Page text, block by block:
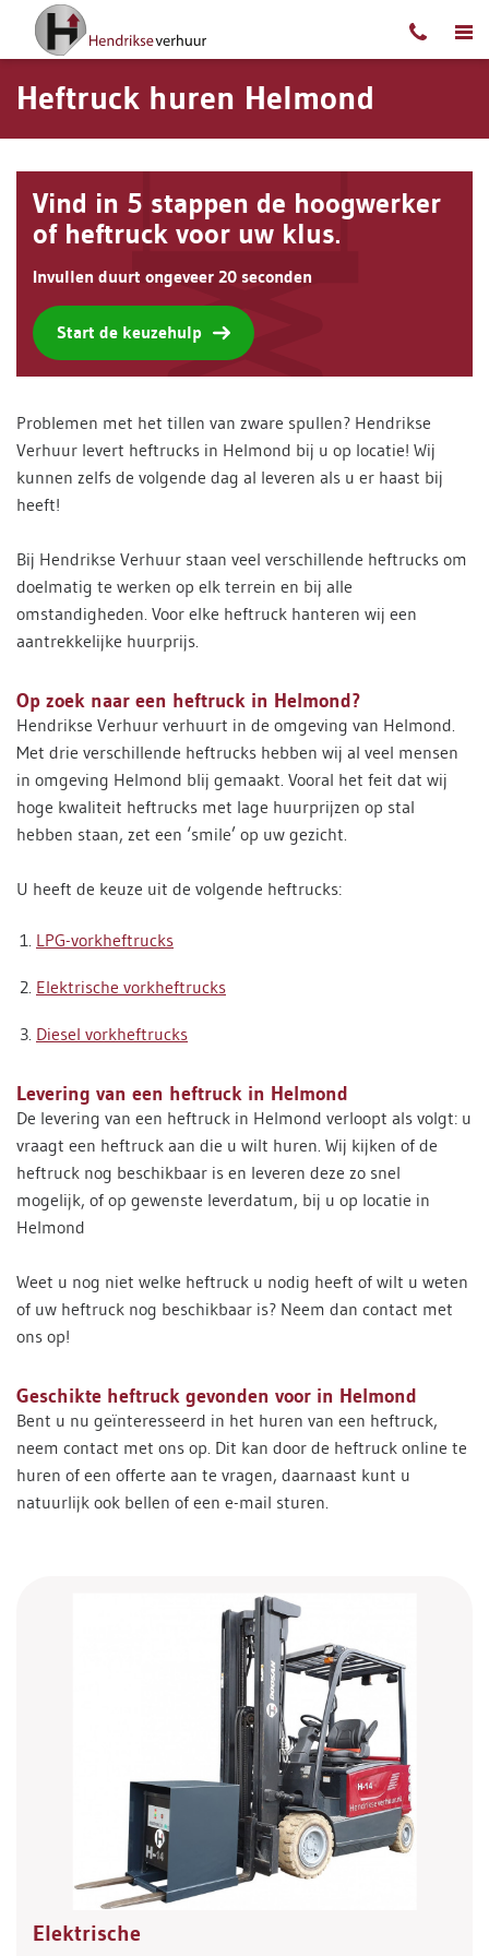
Ga naar content
Heftruck huren Helmond
Vind in 5 stappen de hoogwerker
of heftruck voor uw klus.
Invullen duurt ongeveer 20 seconden
Start de keuzehulp
Problemen met het tillen van zware spullen? Hendrikse
Verhuur levert heftrucks in Helmond bij u op locatie! Wij
kunnen zelfs de volgende dag al leveren als u er haast bij
heeft!
Bij Hendrikse Verhuur staan veel verschillende heftrucks om
doelmatig te werken op elk terrein en bij alle
omstandigheden. Voor elke heftruck hanteren wij een
aantrekkelijke huurprijs.
Op zoek naar een heftruck in Helmond?
Hendrikse Verhuur verhuurt in de omgeving van Helmond.
Met drie verschillende heftrucks hebben wij al veel mensen
in omgeving Helmond blij gemaakt. Vooral het feit dat wij
hoge kwaliteit heftrucks met lage huurprijzen op stal
hebben staan, zet een ‘smile’ op uw gezicht.
U heeft de keuze uit de volgende heftrucks:
LPG-vorkheftrucks
Elektrische vorkheftrucks
Diesel vorkheftrucks
Levering van een heftruck in Helmond
De levering van een heftruck in Helmond verloopt als volgt: u
vraagt een heftruck aan die u wilt huren. Wij kijken of de
heftruck nog beschikbaar is en leveren deze zo snel
mogelijk, of op gewenste leverdatum, bij u op locatie in
Helmond
Weet u nog niet welke heftruck u nodig heeft of wilt u weten
of uw heftruck nog beschikbaar is? Neem dan contact met
ons op!
Geschikte heftruck gevonden voor in Helmond
Bent u nu geïnteresseerd in het huren van een heftruck,
neem contact met ons op. Dit kan door de heftruck online te
huren of een offerte aan te vragen, daarnaast kunt u
natuurlijk ook bellen of een e-mail sturen.
Elektrische